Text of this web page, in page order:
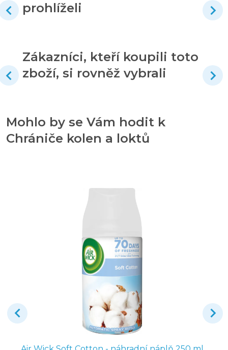
prohlíželi
Zákazníci, kteří koupili toto
zboží, si rovněž vybrali
Mohlo by se Vám hodit k
Chrániče kolen a loktů